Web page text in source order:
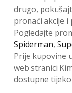
drugo,
pronaći akcije i
Pogledajte
Spiderman,
Prije kupovine
web stranici
dostupne